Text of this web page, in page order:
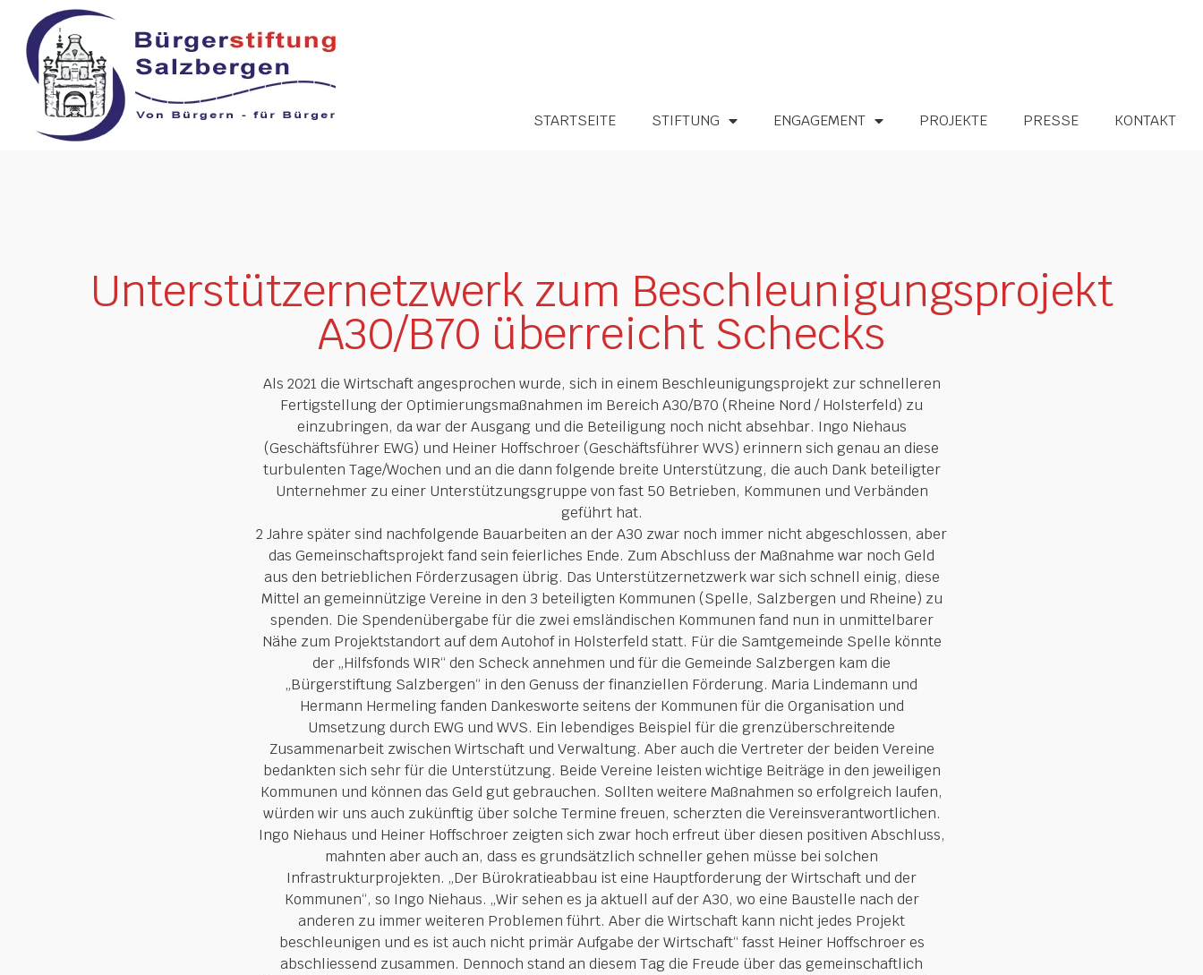
STARTSEITE STIFTUNG ENGAGEMENT PROJEKTE PRESSE KONTAKT
Unterstützernetzwerk zum Beschleunigungsprojekt
A30/B70 überreicht Schecks
Als 2021 die Wirtschaft angesprochen wurde, sich in einem Beschleunigungsprojekt zur schnelleren
Fertigstellung der Optimierungsmaßnahmen im Bereich A30/B70 (Rheine Nord / Holsterfeld) zu
einzubringen, da war der Ausgang und die Beteiligung noch nicht absehbar. Ingo Niehaus
(Geschäftsführer EWG) und Heiner Hoffschroer (Geschäftsführer WVS) erinnern sich genau an diese
turbulenten Tage/Wochen und an die dann folgende breite Unterstützung, die auch Dank beteiligter
Unternehmer zu einer Unterstützungsgruppe von fast 50 Betrieben, Kommunen und Verbänden
geführt hat.
2 Jahre später sind nachfolgende Bauarbeiten an der A30 zwar noch immer nicht abgeschlossen, aber
das Gemeinschaftsprojekt fand sein feierliches Ende. Zum Abschluss der Maßnahme war noch Geld
aus den betrieblichen Förderzusagen übrig. Das Unterstützernetzwerk war sich schnell einig, diese
Mittel an gemeinnützige Vereine in den 3 beteiligten Kommunen (Spelle, Salzbergen und Rheine) zu
spenden. Die Spendenübergabe für die zwei emsländischen Kommunen fand nun in unmittelbarer
Nähe zum Projektstandort auf dem Autohof in Holsterfeld statt. Für die Samtgemeinde Spelle könnte
der „Hilfsfonds WIR“ den Scheck annehmen und für die Gemeinde Salzbergen kam die
„Bürgerstiftung Salzbergen“ in den Genuss der finanziellen Förderung. Maria Lindemann und
Hermann Hermeling fanden Dankesworte seitens der Kommunen für die Organisation und
Umsetzung durch EWG und WVS. Ein lebendiges Beispiel für die grenzüberschreitende
Zusammenarbeit zwischen Wirtschaft und Verwaltung. Aber auch die Vertreter der beiden Vereine
bedankten sich sehr für die Unterstützung. Beide Vereine leisten wichtige Beiträge in den jeweiligen
Kommunen und können das Geld gut gebrauchen. Sollten weitere Maßnahmen so erfolgreich laufen,
würden wir uns auch zukünftig über solche Termine freuen, scherzten die Vereinsverantwortlichen.
Ingo Niehaus und Heiner Hoffschroer zeigten sich zwar hoch erfreut über diesen positiven Abschluss,
mahnten aber auch an, dass es grundsätzlich schneller gehen müsse bei solchen
Infrastrukturprojekten. „Der Bürokratieabbau ist eine Hauptforderung der Wirtschaft und der
Kommunen“, so Ingo Niehaus. „Wir sehen es ja aktuell auf der A30, wo eine Baustelle nach der
anderen zu immer weiteren Problemen führt. Aber die Wirtschaft kann nicht jedes Projekt
beschleunigen und es ist auch nicht primär Aufgabe der Wirtschaft“ fasst Heiner Hoffschroer es
abschliessend zusammen. Dennoch stand an diesem Tag die Freude über das gemeinschaftlich